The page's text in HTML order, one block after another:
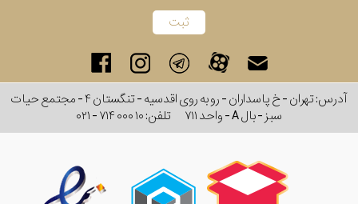
آدرس: تهران - خ پاسداران - رو به روی اقدسیه - تنگستان ۴ - مجتمع حیات
سبز - بال A - واحد ۷۱۱
تلفن:۰۲۱ - ۷۱۴ ۰۰۰ ۱۰